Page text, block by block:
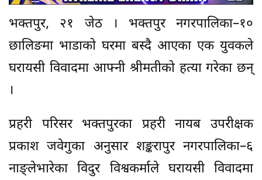
भक्तपुर, २१ जेठ । भक्तपुर नगरपालिका–१०
छालिङमा भाडाको घरमा बस्दै आएका एक युवकले
घरायसी विवादमा आफ्नी श्रीमतीको हत्या गरेका छन्
।
प्रहरी परिसर भक्तपुरका प्रहरी नायब उपरीक्षक
प्रकाश जवेगुका अनुसार शङ्करापुर नगरपालिका–६
नाङ्लेभारेका विदुर विश्वकर्माले घरायसी विवादमा